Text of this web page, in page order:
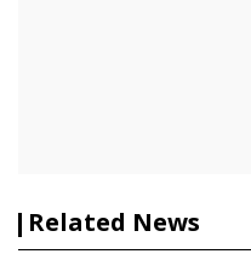
Related News